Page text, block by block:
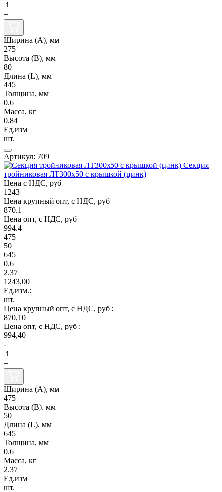
+
Ширина (А), мм
275
Высота (В), мм
80
Длина (L), мм
445
Толщина, мм
0.6
Масса, кг
0.84
Ед.изм
шт.
Артикул: 709
Секция
тройниковая ЛТ300х50 с крышкой (цинк)
Цена с НДС, руб
1243
Цена крупный опт, с НДС, руб
870.1
Цена опт, с НДС, руб
994.4
475
50
645
0.6
2.37
1243,00
Ед.изм.:
шт.
Цена крупный опт, с НДС, руб :
870,10
Цена опт, с НДС, руб :
994,40
-
+
Ширина (А), мм
475
Высота (В), мм
50
Длина (L), мм
645
Толщина, мм
0.6
Масса, кг
2.37
Ед.изм
шт.